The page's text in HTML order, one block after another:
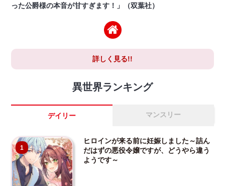
った公爵様の本音が甘すぎます！」（双葉社）
詳しく見る!!
異世界ランキング
デイリー マンスリー
1
ヒロインが来る前に妊娠しました～詰ん
だはずの悪役令嬢ですが、どうやら違う
ようです～